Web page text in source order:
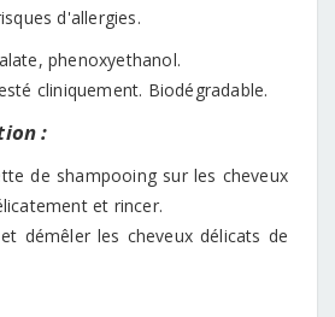
d'allergies.
phenoxyethanol.
cliniquement. Biodégradable.
:
de shampooing sur les cheveux
et rincer.
démêler les cheveux délicats de